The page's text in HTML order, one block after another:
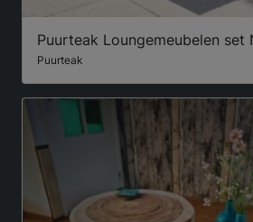
Puurteak Loungemeubelen set
Puurteak